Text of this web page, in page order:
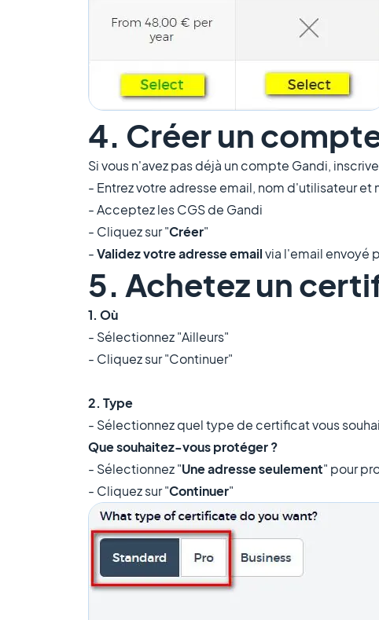
4. Créer un
Si vous n'avez pas déjà un compte Gandi,
- Entrez votre adresse email, nom d'utilisateur et
- Acceptez les CGS de Gandi
- Cliquez sur "Créer"
-Validez votre adresse emailvia l'email envoyé
5. Achetez un
1. Où
- Sélectionnez "Ailleurs"
- Cliquez sur "Continuer"
2. Type
- Sélectionnez quel type de certificat vous
Que souhaitez-vous protéger ?
- Sélectionnez "Une adresse seulement" pour
- Cliquez sur "Continuer"